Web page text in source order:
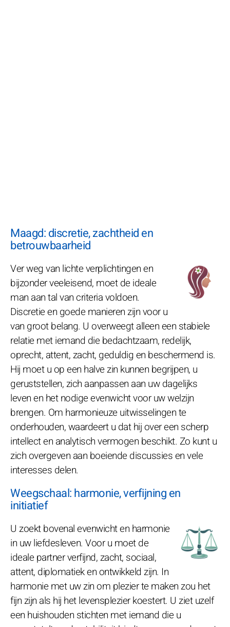
Maagd: discretie, zachtheid en
betrouwbaarheid
Ver weg van lichte verplichtingen en
bijzonder veeleisend, moet de ideale
man aan tal van criteria voldoen.
Discretie en goede manieren zijn voor u
van groot belang. U overweegt alleen een stabiele
relatie met iemand die bedachtzaam, redelijk,
oprecht, attent, zacht, geduldig en beschermend is.
Hij moet u op een halve zin kunnen begrijpen, u
geruststellen, zich aanpassen aan uw dagelijks
leven en het nodige evenwicht voor uw welzijn
brengen. Om harmonieuze uitwisselingen te
onderhouden, waardeert u dat hij over een scherp
intellect en analytisch vermogen beschikt. Zo kunt u
zich overgeven aan boeiende discussies en vele
interesses delen.
Weegschaal: harmonie, verfijning en
initiatief
U zoekt bovenal evenwicht en harmonie
in uw liefdesleven. Voor u moet de
ideale partner verfijnd, zacht, sociaal,
attent, diplomatiek en ontwikkeld zijn. In
harmonie met uw zin om plezier te maken zou het
fijn zijn als hij het levensplezier koestert. U ziet uzelf
een huishouden stichten met iemand die u